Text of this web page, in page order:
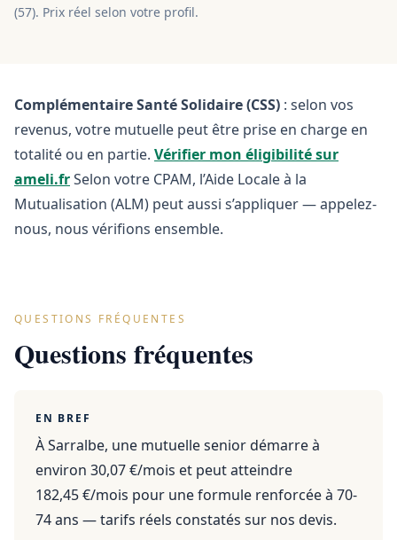
(57). Prix réel selon votre profil.
Complémentaire Santé Solidaire (CSS) : selon vos
revenus, votre mutuelle peut être prise en charge en
totalité ou en partie. Vérifier mon éligibilité sur
ameli.frSelon votre CPAM, l’Aide Locale à la
Mutualisation (ALM) peut aussi s’appliquer — appelez-
nous, nous vérifions ensemble.
QUESTIONS FRÉQUENTES
Questions fréquentes
EN BREF
À Sarralbe, une mutuelle senior démarre à
environ 30,07 €/mois et peut atteindre
182,45 €/mois pour une formule renforcée à 70-
74 ans — tarifs réels constatés sur nos devis.